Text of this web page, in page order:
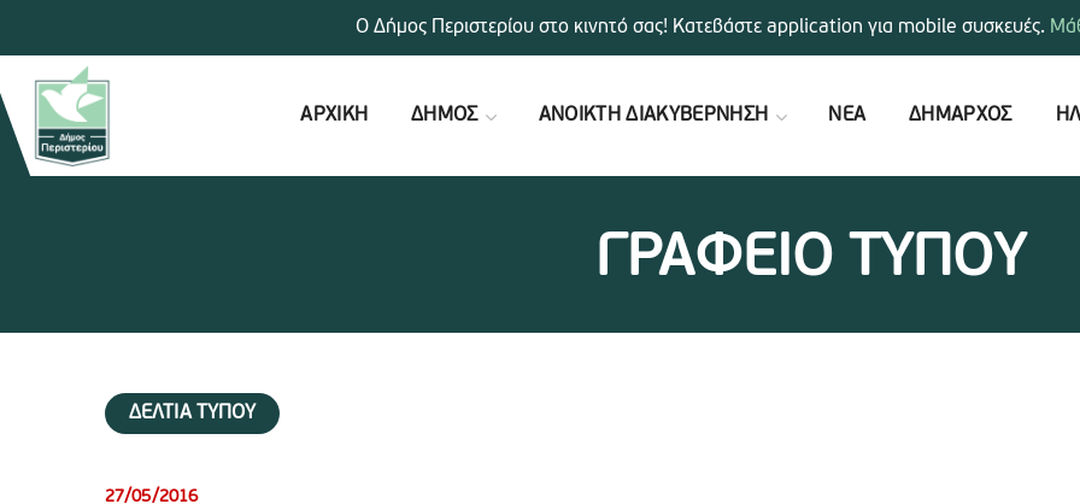
ΑΡΧΙΚΗ ΔΗΜΟΣ ΑΝΟΙΚΤΗ ΔΙΑΚΥΒΕΡΝΗΣΗ ΝΕΑ ΔΗΜΑΡΧΟΣ
ΓΡΑΦΕΙΟ ΤΥΠΟΥ
ΔΕΛΤΙΑ ΤΥΠΟΥ
27/05/2016
Ο Δήμος Περιστερίου στο κινητό σας! Κατεβάστε application για mobile συσκευές.